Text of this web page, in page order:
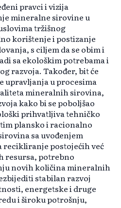
pravci i vizija
mineralne sirovine u
tržišnog
korištenje i postizanje
s ciljem da se obim i
sa ekološkim potrebama i
razvoja. Također, bit će
upravljanja u procesima
mineralnih sirovina,
kako bi se poboljšao
prihvatljiva tehničko
plansko i racionalno
sa uvođenjem
recikliranje postojećih već
resursa, potrebno
novih količina mineralnih
stabilan razvoj
energetske i druge
i široku potrošnju,